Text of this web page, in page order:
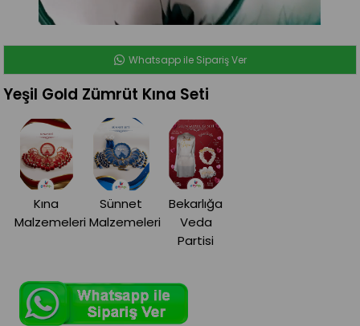
Whatsapp ile Sipariş Ver
Yeşil Gold Zümrüt Kına Seti
Kına
Malzemeleri
Sünnet
Malzemeleri
Bekarlığa
Veda
Partisi